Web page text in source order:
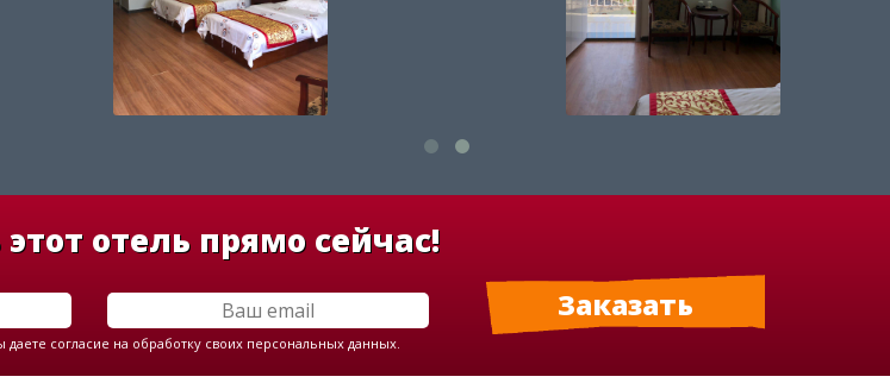
отель прямо сейчас!
согласие на обработку своих персональных данных.